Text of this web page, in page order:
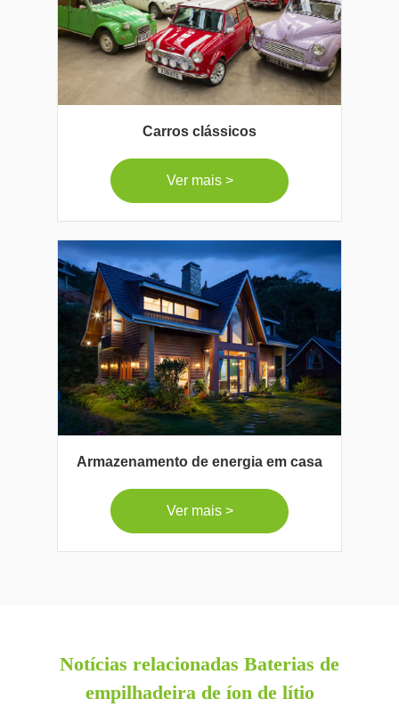
Carros clássicos
Ver mais >
Armazenamento de energia em casa
Ver mais >
Notícias relacionadas Baterias de
empilhadeira de íon de lítio